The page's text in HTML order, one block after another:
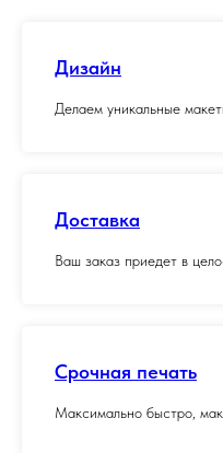
Дизайн
Делаем уникальные
Доставка
Ваш заказ приедет в
Срочная печать
Максимально быстро,